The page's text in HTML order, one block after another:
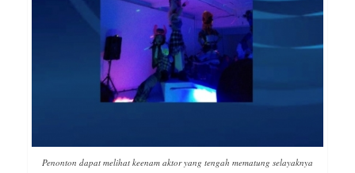
Penonton dapat melihat keenam aktor yang tengah mematung selayaknya